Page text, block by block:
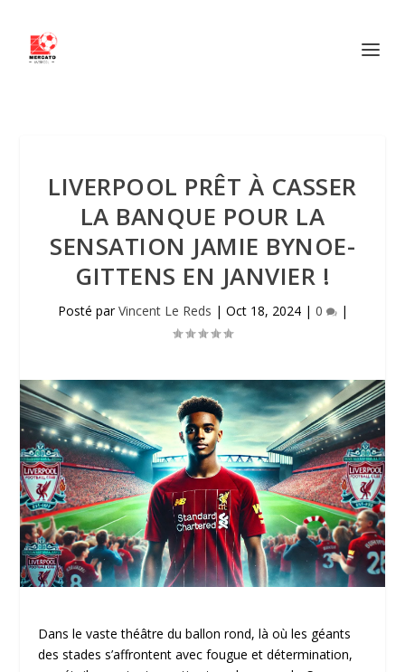
LIVERPOOL PRÊT À CASSER
LA BANQUE POUR LA
SENSATION JAMIE BYNOE-
GITTENS EN JANVIER !
Posté parVincent Le Reds | Oct 18, 2024| 0 |
Dans le vaste théâtre du ballon rond, là où les géants
des stades s’affrontent avec fougue et détermination,